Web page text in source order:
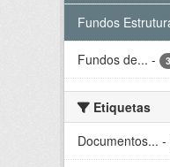
Fundos
Fundos de... - 3
Etiquetas
Documentos... -